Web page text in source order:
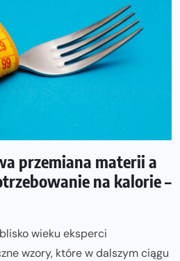
przemiana materii a
na kalorie –
wieku eksperci
wzory, które w dalszym ciągu